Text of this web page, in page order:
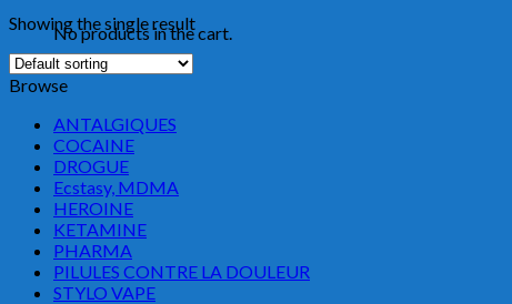
No products in the cart.
Showing the single result
Browse
ANTALGIQUES
COCAINE
DROGUE
Ecstasy, MDMA
HEROINE
KETAMINE
PHARMA
PILULES CONTRE LA DOULEUR
STYLO VAPE